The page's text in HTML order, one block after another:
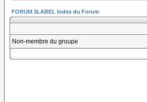
FORUM 3LABEL Index du Forum
Non-membre du groupe